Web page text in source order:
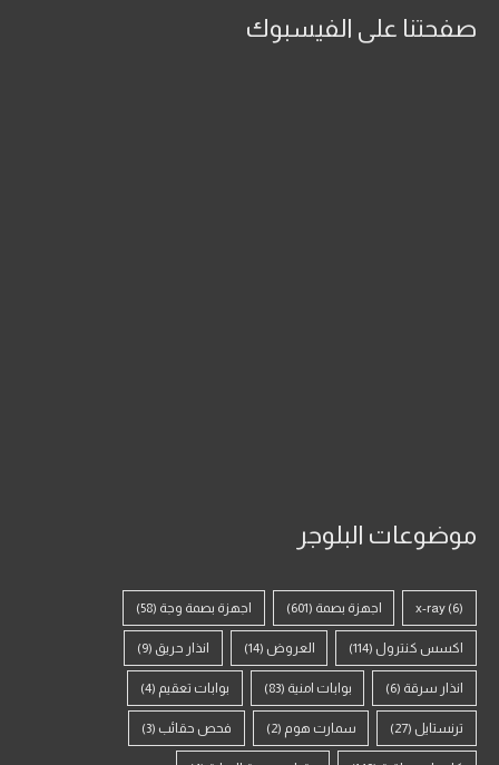
صفحتنا على الفيسبوك
موضوعات البلوجر
x-ray (6) اجهزة بصمة (601) اجهزة بصمة وجة (58)
اكسس كنترول (114) العروض (14) انذار حريق (9)
انذار سرقة (6) بوابات امنية (83) بوابات تعقيم (4)
ترنستايل (27) سمارت هوم (2) فحص حقائب (3)